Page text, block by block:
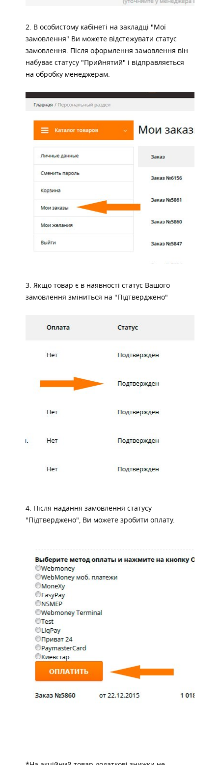
2. В особистому кабінеті на закладці "Мої
замовлення" Ви можете відстежувати статус
замовлення. Після оформлення замовлення він
набуває статусу "Прийнятий" і відправляється
на обробку менеджерам.
3. Якщо товар є в наявності статус Вашого
замовлення зміниться на "Підтверджено"
4. Після надання замовлення статусу
"Підтверджено", Ви можете зробити оплату.